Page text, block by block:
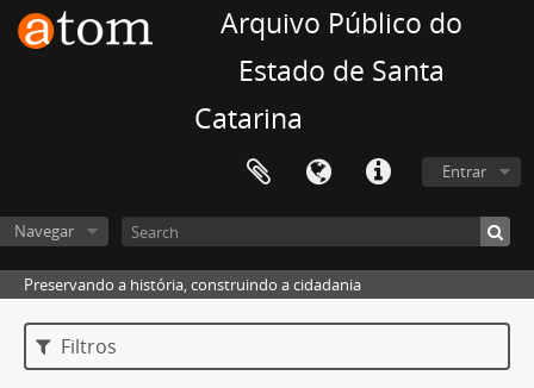
Arquivo Público do
Estado de Santa
Catarina
Entrar
Navegar
Preservando a história, construindo a cidadania
Filtros